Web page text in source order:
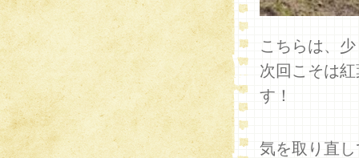
こちらは、
次回こそは
す！
気を取り直